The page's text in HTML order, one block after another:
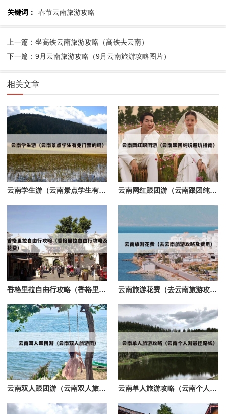
关键词： 春节云南旅游攻略
上一篇：坐高铁云南旅游攻略（高铁去云南）
下一篇：9月云南旅游攻略（9月云南旅游攻略图片）
相关文章
云南学生游（云南景点学生有免门票的吗） 云南网红跟团游（云南跟团纯玩避坑指南）
香格里拉自由行攻略（香格里拉自由行攻略及花费） 云南旅游花费（去云南旅游攻略及费用）
云南双人跟团游（云南双人旅游团） 云南单人旅游攻略（云南个人游最佳路线）